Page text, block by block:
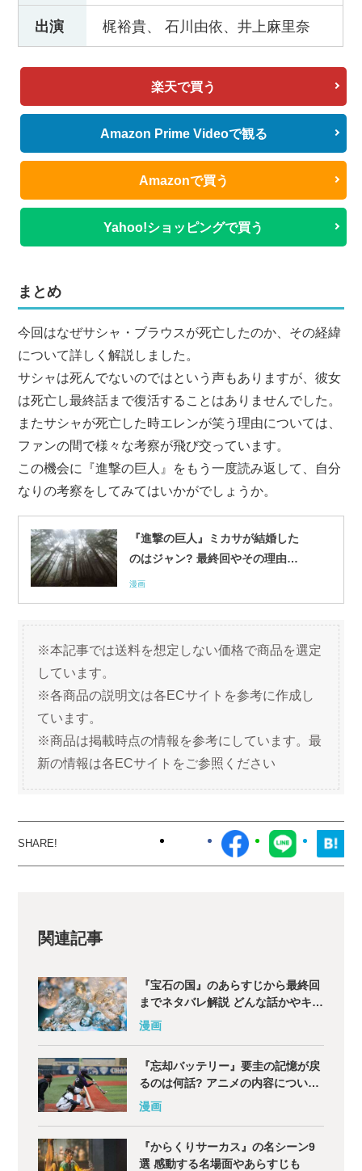
出演 梶裕貴、 石川由依、井上麻里奈
楽天で買う
Amazon Prime Videoで観る
Amazonで買う
Yahoo!ショッピングで買う
まとめ
今回はなぜサシャ・ブラウスが死亡したのか、その経緯
について詳しく解説しました。
サシャは死んでないのではという声もありますが、彼女
は死亡し最終話まで復活することはありませんでした。
またサシャが死亡した時エレンが笑う理由については、
ファンの間で様々な考察が飛び交っています。
この機会に『進撃の巨人』をもう一度読み返して、自分
なりの考察をしてみてはいかがでしょうか。
『進撃の巨人』ミカサが結婚した
のはジャン? 最終回やその理由に
ついて解説
漫画
※本記事では送料を想定しない価格で商品を選定
しています。
※各商品の説明文は各ECサイトを参考に作成し
ています。
※商品は掲載時点の情報を参考にしています。最
新の情報は各ECサイトをご参照ください
関連記事
『宝石の国』のあらすじから最終回
までネタバレ解説 どんな話かやキャ
ラも紹介
漫画
『忘却バッテリー』要圭の記憶が戻
るのは何話? アニメの内容について
も解説
漫画
『からくりサーカス』の名シーン9
選 感動する名場面やあらすじも